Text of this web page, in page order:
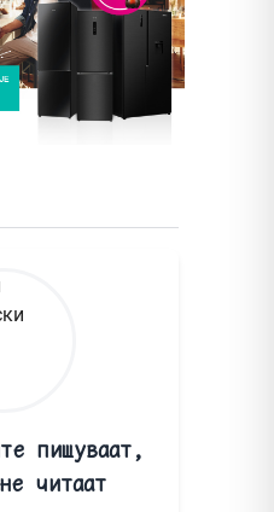
пишуваат,
читаат